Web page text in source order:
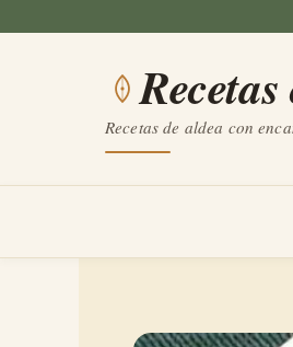
contenido
Recetas de aldea con